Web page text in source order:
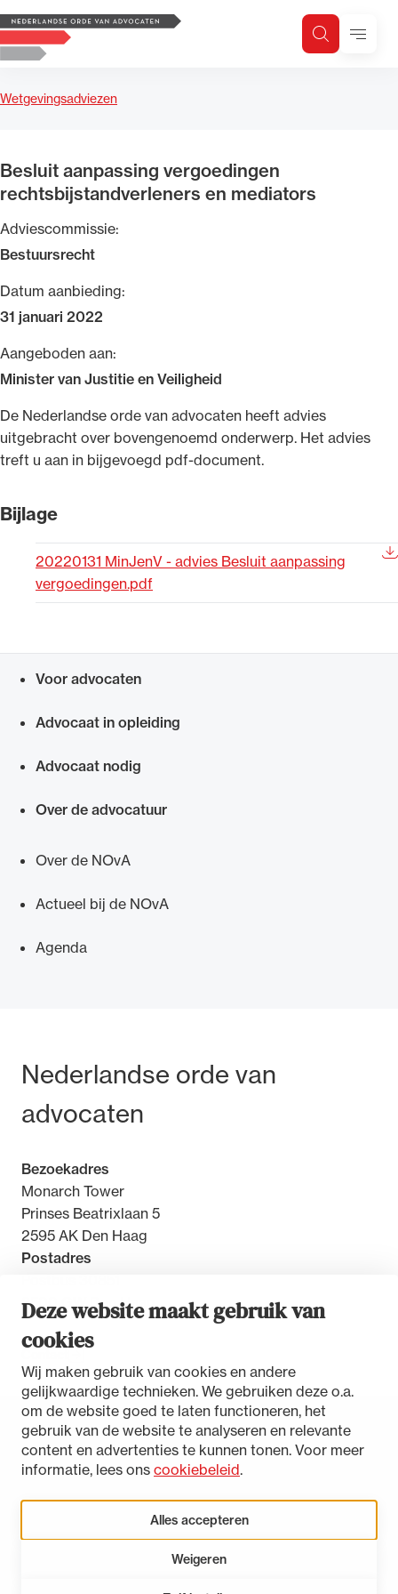
Deze website maakt gebruik van
cookies
Wij maken gebruik van cookies en andere
gelijkwaardige technieken. We gebruiken deze o.a.
om de website goed te laten functioneren, het
gebruik van de website te analyseren en relevante
content en advertenties te kunnen tonen. Voor meer
informatie, lees ons cookiebeleid.
Alles accepteren
Weigeren
Logo, to the homepage
ZoekenMenu
Wetgevingsadviezen
Besluit aanpassing vergoedingen
rechtsbijstandverleners en mediators
Adviescommissie:
Bestuursrecht
Datum aanbieding:
31 januari 2022
Aangeboden aan:
Minister van Justitie en Veiligheid
​De Nederlandse orde van advocaten heeft advies
uitgebracht over bovengenoemd onderwerp. Het advies
treft u aan in bijgevoegd pdf-document.
Bijlage
20220131 MinJenV - advies Besluit aanpassing
vergoedingen.pdf
Voor advocaten
Advocaat in opleiding
Advocaat nodig
Over de advocatuur
Over de NOvA
Actueel bij de NOvA
Agenda
Bezoek- en postadres
Nederlandse orde van
advocaten
Bezoekadres
Monarch Tower
Prinses Beatrixlaan 5
2595 AK Den Haag
Postadres
2500 GW Den Haag
Toegankelijkheidsverklaring
Disclaimer
Zoeken
Zoek op trefwoord
Uitgelicht
de advocatuur (Voda) en de Regeling op de
Ondersteuning voor advocaten bij hun
het rechtsgebiedenregister en